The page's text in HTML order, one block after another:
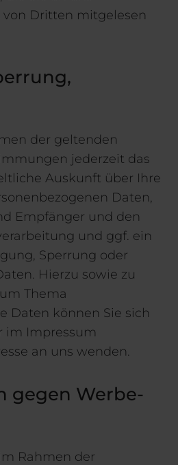
Dritten mitgelesen
der geltenden
jederzeit das
Auskunft über Ihre
Daten,
Empfänger und den
und ggf. ein
Sperrung oder
Hierzu sowie zu
Thema
Daten können Sie sich
im Impressum
an uns wenden.
gegen Werbe-
Rahmen der